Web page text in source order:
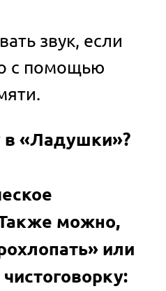
звук, если
с помощью
в «Ладушки»?
можно,
или